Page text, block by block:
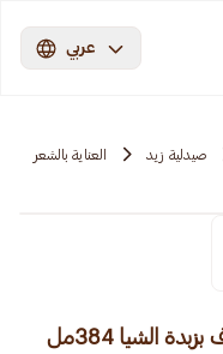
عربي
صيدلية زيد العناية بالشعر
الشيا 384مل